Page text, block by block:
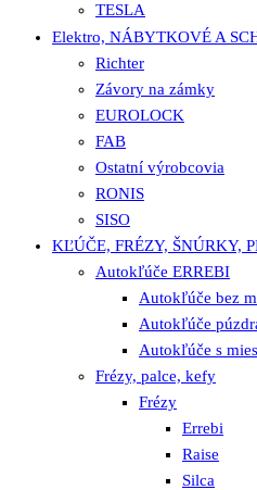
TESLA
Elektro, NÁBYTKOVÉ A
Richter
Závory na zámky
EUROLOCK
FAB
Ostatní výrobcovia
RONIS
SISO
KĽÚČE, FRÉZY, ŠNÚRKY,
Autokľúče ERREBI
Autokľúče bez
Autokľúče
Autokľúče s
Frézy, palce, kefy
Frézy
Errebi
Raise
Silca